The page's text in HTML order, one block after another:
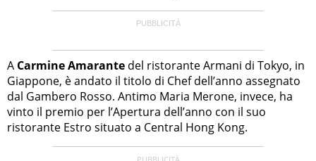
A Carmine Amarante del ristorante Armani di Tokyo, in
Giappone, è andato il titolo di Chef dell’anno assegnato
dal Gambero Rosso. Antimo Maria Merone, invece, ha
vinto il premio per l’Apertura dell’anno con il suo
ristorante Estro situato a Central Hong Kong.